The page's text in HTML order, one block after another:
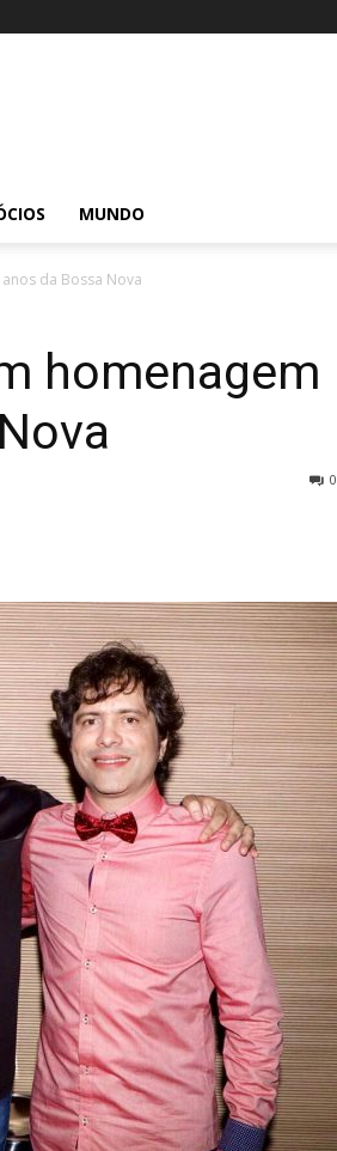
MUNDO
da Bossa Nova
homenagem
0